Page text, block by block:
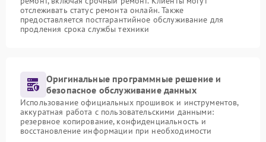
отслеживать статус ремонта онлайн. Также
предоставляется постгарантийное обслуживание для
продления срока службы техники
Оригинальные программные решение и
безопасное обслуживание данных
Использование официальных прошивок и инструментов,
аккуратная работа с пользовательскими данными:
резервное копирование, конфиденциальность и
восстановление информации при необходимости